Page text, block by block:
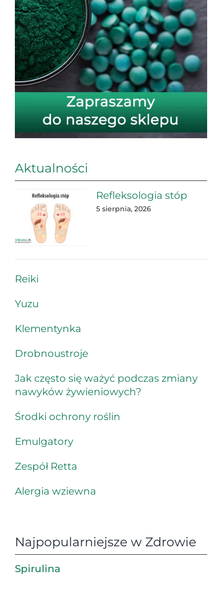
Aktualności
Refleksologia stóp
5 sierpnia, 2026
Reiki
Yuzu
Klementynka
Drobnoustroje
Jak często się ważyć podczas zmiany
nawyków żywieniowych?
Środki ochrony roślin
Emulgatory
Zespół Retta
Alergia wziewna
Najpopularniejsze w Zdrowie
Spirulina